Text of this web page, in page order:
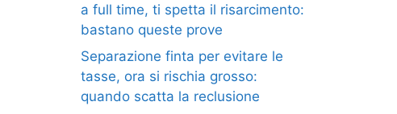
a full time, ti spetta il risarcimento:
bastano queste prove
Separazione finta per evitare le
tasse, ora si rischia grosso:
quando scatta la reclusione